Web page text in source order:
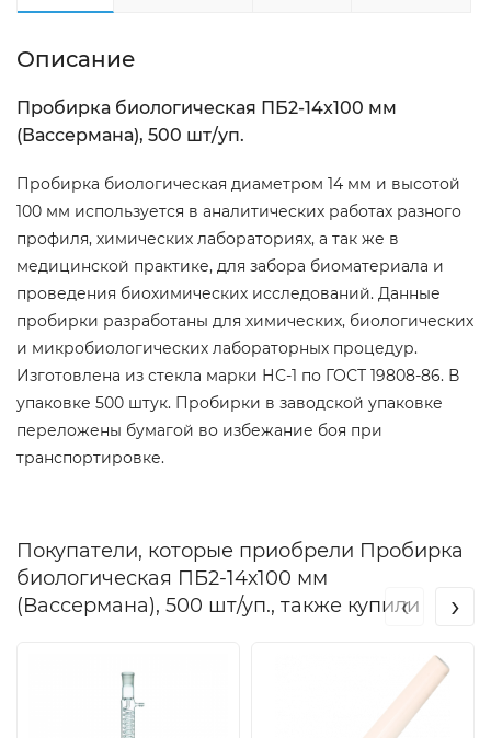
Описание
Пробирка биологическая ПБ2-14х100 мм
(Вассермана), 500 шт/уп.
Пробирка биологическая диаметром 14 мм и высотой
100 мм используется в аналитических работах разного
профиля, химических лабораториях, а так же в
медицинской практике, для забора биоматериала и
проведения биохимических исследований. Данные
пробирки разработаны для химических, биологических
и микробиологических лабораторных процедур.
Изготовлена из стекла марки НС-1 по ГОСТ 19808-86. В
упаковке 500 штук. Пробирки в заводской упаковке
переложены бумагой во избежание боя при
транспортировке.
Покупатели, которые приобрели Пробирка
биологическая ПБ2-14х100 мм
(Вассермана), 500 шт/уп., также купили
‹ ›